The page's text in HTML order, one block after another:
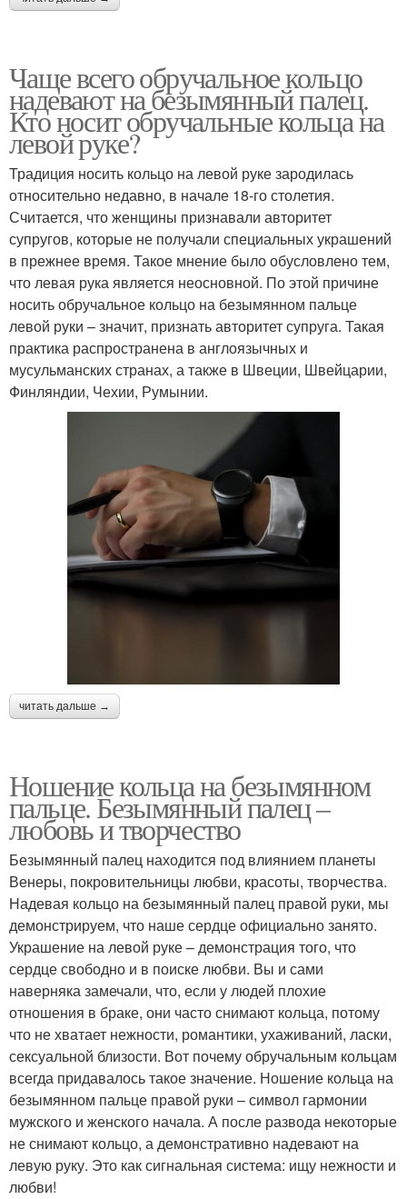
Чаще всего обручальное кольцо
надевают на безымянный палец.
Кто носит обручальные кольца на
левой руке?
Традиция носить кольцо на левой руке зародилась
относительно недавно, в начале 18-го столетия.
Считается, что женщины признавали авторитет
супругов, которые не получали специальных украшений
в прежнее время. Такое мнение было обусловлено тем,
что левая рука является неосновной. По этой причине
носить обручальное кольцо на безымянном пальце
левой руки – значит, признать авторитет супруга. Такая
практика распространена в англоязычных и
мусульманских странах, а также в Швеции, Швейцарии,
Финляндии, Чехии, Румынии.
читать дальше →
Ношение кольца на безымянном
пальце. Безымянный палец –
любовь и творчество
Безымянный палец находится под влиянием планеты
Венеры, покровительницы любви, красоты, творчества.
Надевая кольцо на безымянный палец правой руки, мы
демонстрируем, что наше сердце официально занято.
Украшение на левой руке – демонстрация того, что
сердце свободно и в поиске любви. Вы и сами
наверняка замечали, что, если у людей плохие
отношения в браке, они часто снимают кольца, потому
что не хватает нежности, романтики, ухаживаний, ласки,
сексуальной близости. Вот почему обручальным кольцам
всегда придавалось такое значение. Ношение кольца на
безымянном пальце правой руки – символ гармонии
мужского и женского начала. А после развода некоторые
не снимают кольцо, а демонстративно надевают на
левую руку. Это как сигнальная система: ищу нежности и
любви!